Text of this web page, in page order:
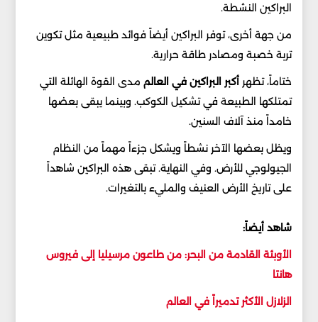
البراكين النشطة.
من جهة أخرى، توفر البراكين أيضاً فوائد طبيعية مثل تكوين
تربة خصبة ومصادر طاقة حرارية.
ختاماً، تظهرأكبر البراكين في العالم مدى القوة الهائلة التي
تمتلكها الطبيعة في تشكيل الكوكب. وبينما يبقى بعضها
خامداً منذ آلاف السنين.
ويظل بعضها الآخر نشطاً ويشكل جزءاً مهماً من النظام
الجيولوجي للأرض. وفي النهاية. تبقى هذه البراكين شاهداً
على تاريخ الأرض العنيف والمليء بالتغيرات.
شاهد أيضاً:
الأوبئة القادمة من البحر: من طاعون مرسيليا إلى فيروس
هانتا
الزلازل الأكثر تدميراً في العالم